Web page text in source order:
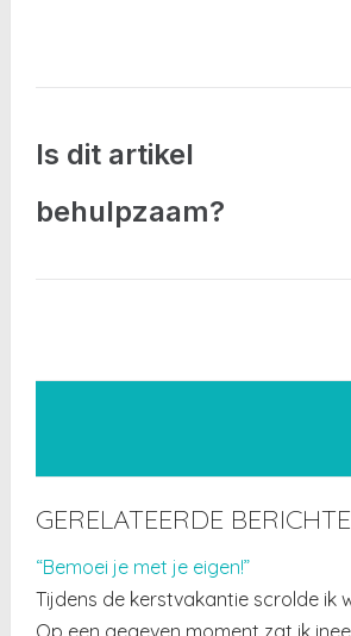
Is dit artikel
behulpzaam?
GERELATEERDE
“Bemoei je met je eigen!”
Tijdens de kerstvakantie scrolde ik